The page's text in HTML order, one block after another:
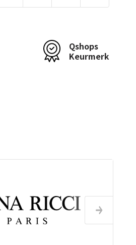
Qshops
Keurmerk